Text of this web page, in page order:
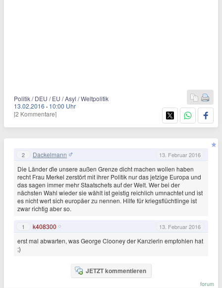
Politik / DEU / EU / Asyl / Weltpolitik
13.02.2016 · 10:00 Uhr
[2 Kommentare]
2 Dackelmann 13. Februar 2016
Die Länder ďie unsere außen Grenze dicht machen wollen haben
recht Frau Merkel zerstört mit ihrer Politik nur das jetzige Europa und
das sagen immer mehr Staatschefs auf der Welt. Wer bei der
nächsten Wahl wieder sie wählt ist geistig reichlich umnachtet und ist
es nicht wert sich europäer zu nennen. Hilfe für kriegsflüchtlinge ist
zwar richtig aber so.
1 k408300 13. Februar 2016
erst mal abwarten, was George Clooney der Kanzlerin empfohlen hat
;)
JETZT kommentieren
forum